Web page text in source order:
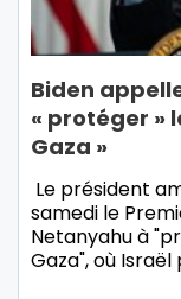
Biden
« protéger »
Gaza »
Le président
samedi le
Netanyahu à
Gaza", où